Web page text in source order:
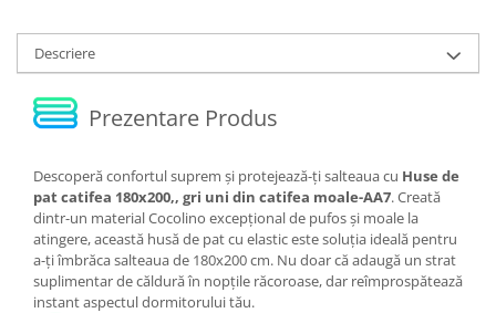
Descriere
Prezentare Produs
Descoperă confortul suprem și protejează-ți salteaua cu Huse de
pat catifea 180x200,, gri uni din catifea moale-AA7. Creată
dintr-un material Cocolino excepțional de pufos și moale la
atingere, această husă de pat cu elastic este soluția ideală pentru
a-ți îmbrăca salteaua de 180x200 cm. Nu doar că adaugă un strat
suplimentar de căldură în nopțile răcoroase, dar reîmprospătează
instant aspectul dormitorului tău.